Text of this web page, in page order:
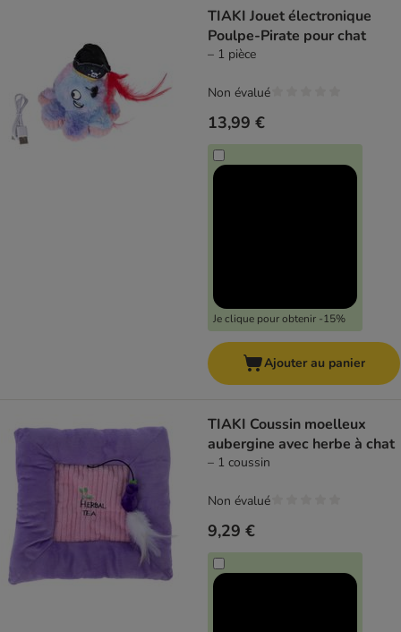
TIAKI Jouet électronique
Poulpe-Pirate pour chat
– 1 pièce
13,99 €
Je clique pour obtenir -15%
Non évalué
Ajouter au panier
TIAKI Coussin moelleux
aubergine avec herbe à chat
– 1 coussin
9,29 €
Non évalué